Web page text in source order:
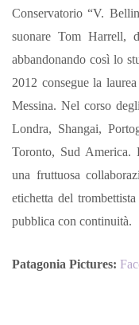
Conservatorio “V.
suonare Tom Harrell,
abbandonando così lo
2012 consegue la
Messina. Nel corso
Londra, Shangai,
Toronto, Sud America.
una fruttuosa
etichetta del
pubblica con continuità.
Patagonia Pictures: